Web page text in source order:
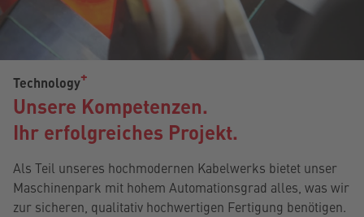
Technology
Unsere Kompetenzen.
Ihr erfolgreiches Projekt.
Als Teil unseres hochmodernen Kabelwerks bietet unser
Maschinenpark mit hohem Automationsgrad alles, was wir
zur sicheren, qualitativ hochwertigen Fertigung benötigen.